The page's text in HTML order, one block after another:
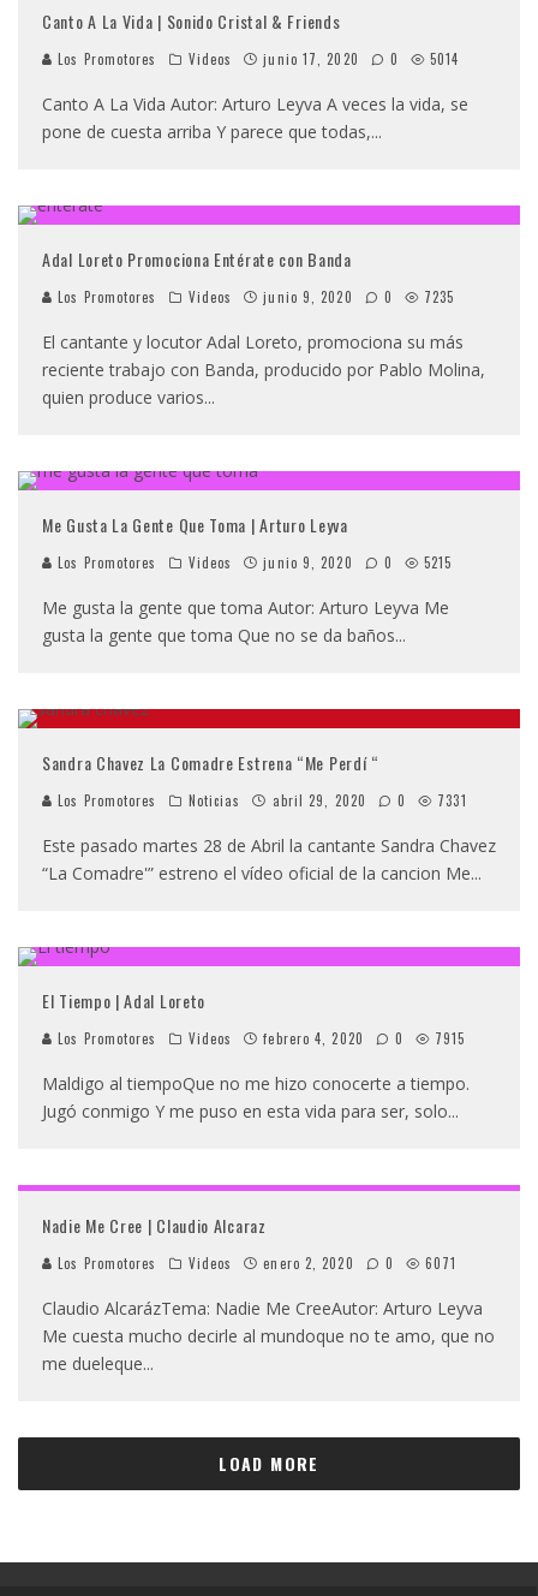
Canto A La Vida | Sonido Cristal & Friends
Los Promotores Videos junio 17, 2020 0 5014
Canto A La Vida Autor: Arturo Leyva A veces la vida, se
pone de cuesta arriba Y parece que todas,...
Adal Loreto Promociona Entérate con Banda
Los Promotores Videos junio 9, 2020 0 7235
El cantante y locutor Adal Loreto, promociona su más
reciente trabajo con Banda, producido por Pablo Molina,
quien produce varios...
Me Gusta La Gente Que Toma | Arturo Leyva
Los Promotores Videos junio 9, 2020 0 5215
Me gusta la gente que toma Autor: Arturo Leyva Me
gusta la gente que toma Que no se da baños...
Sandra Chavez La Comadre Estrena “Me Perdí “
Los Promotores Noticias abril 29, 2020 0 7331
Este pasado martes 28 de Abril la cantante Sandra Chavez
“La Comadre'” estreno el vídeo oficial de la cancion Me...
El Tiempo | Adal Loreto
Los Promotores Videos febrero 4, 2020 0 7915
Maldigo al tiempoQue no me hizo conocerte a tiempo.
Jugó conmigo Y me puso en esta vida para ser, solo...
Nadie Me Cree | Claudio Alcaraz
Los Promotores Videos enero 2, 2020 0 6071
Claudio AlcarázTema: Nadie Me CreeAutor: Arturo Leyva
Me cuesta mucho decirle al mundoque no te amo, que no
me dueleque...
LOAD MORE